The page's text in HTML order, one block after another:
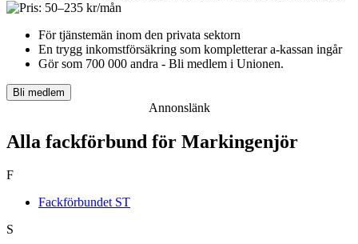
För tjänstemän inom den privata sektorn
En trygg inkomst­försäkring som kompletterar a-kassan ingår
Gör som 700 000 andra - Bli medlem i Unionen.
Bli medlem
Annonslänk
Alla fackförbund för Markingenjör
F
Fackförbundet ST
S